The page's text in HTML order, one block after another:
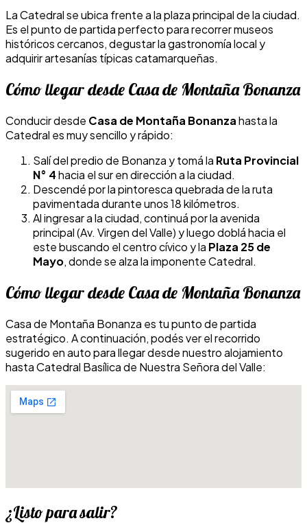
La Catedral se ubica frente a la plaza principal de la ciudad.
Es el punto de partida perfecto para recorrer museos
históricos cercanos, degustar la gastronomía local y
adquirir artesanías típicas catamarqueñas.
Cómo llegar desde Casa de Montaña Bonanza
Conducir desde Casa de Montaña Bonanzahasta la
Catedral es muy sencillo y rápido:
Salí del predio de Bonanza y tomá la Ruta Provincial
N° 4hacia el sur en dirección a la ciudad.
Descendé por la pintoresca quebrada de la ruta
pavimentada durante unos 18 kilómetros.
Al ingresar a la ciudad, continuá por la avenida
principal (Av. Virgen del Valle) y luego doblá hacia el
este buscando el centro cívico y la Plaza 25 de
Mayo, donde se alza la imponente Catedral.
Cómo llegar desde Casa de Montaña Bonanza
Casa de Montaña Bonanza es tu punto de partida
estratégico. A continuación, podés ver el recorrido
sugerido en auto para llegar desde nuestro alojamiento
hasta Catedral Basílica de Nuestra Señora del Valle:
¿Listo para salir?